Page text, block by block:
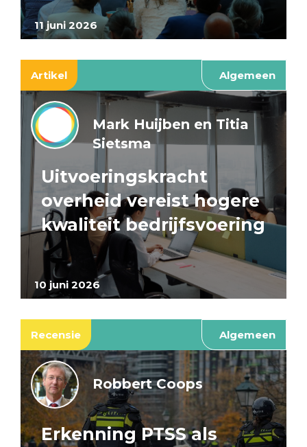
11 juni 2026
Artikel Algemeen
10 juni 2026
Mark Huijben en Titia
Sietsma
Uitvoeringskracht
overheid vereist hogere
kwaliteit bedrijfsvoering
Recensie Algemeen
Robbert Coops
Erkenning PTSS als